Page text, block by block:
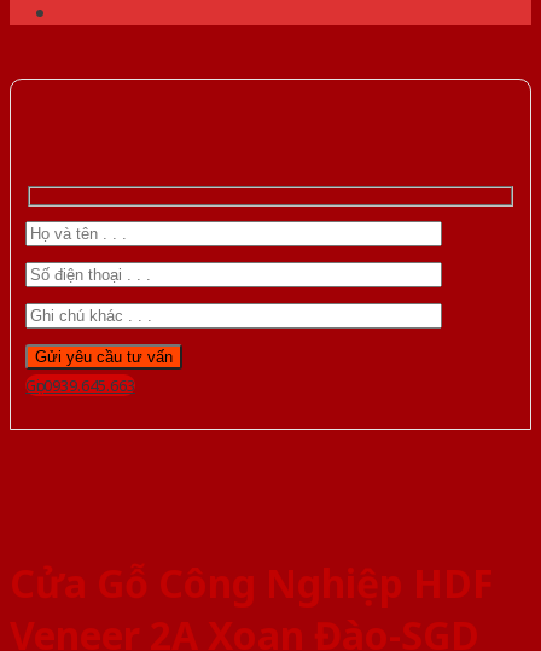
Gọi 0939.645.663
Cửa Gỗ Công Nghiệp HDF
Veneer 2A Xoan Đào-SGD